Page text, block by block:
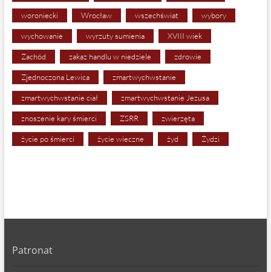
woroniecki Wrocław wszechświat wybory
wychowanie wyrzuty sumienia XVIII wiek
Zachód zakaz handlu w niedziele zdrowie
Zjednoczona Lewica zmartwychwstanie
zmartwychwstanie ciał zmartwychwstanie Jezusa
znoszenie kary śmierci ZSRR zwierzęta
życie po śmierci życie wieczne żyd Żydzi
Patronat